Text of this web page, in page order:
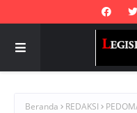
Beranda REDAKSI